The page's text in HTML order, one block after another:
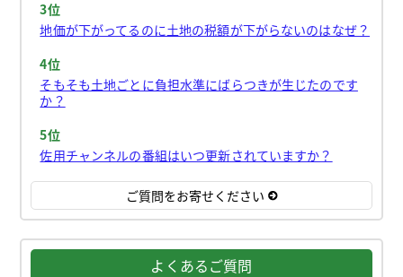
3位
地価が下がってるのに土地の税額が下がらないのはなぜ？
4位
そもそも土地ごとに負担水準にばらつきが生じたのです
か？
5位
佐用チャンネルの番組はいつ更新されていますか？
ご質問をお寄せください
よくあるご質問